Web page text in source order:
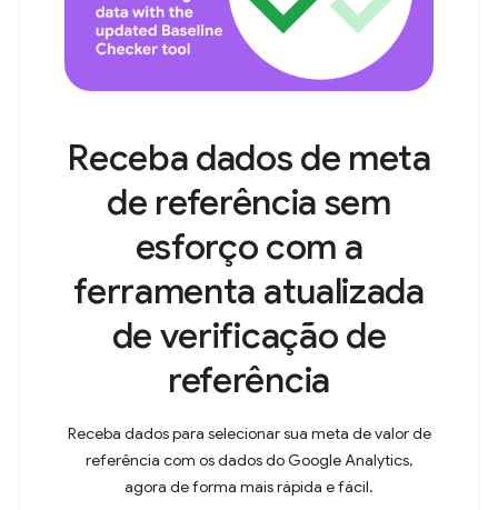
Receba dados de meta
de referência sem
esforço com a
ferramenta atualizada
de verificação de
referência
Receba dados para selecionar sua meta de valor de
referência com os dados do Google Analytics,
agora de forma mais rápida e fácil.